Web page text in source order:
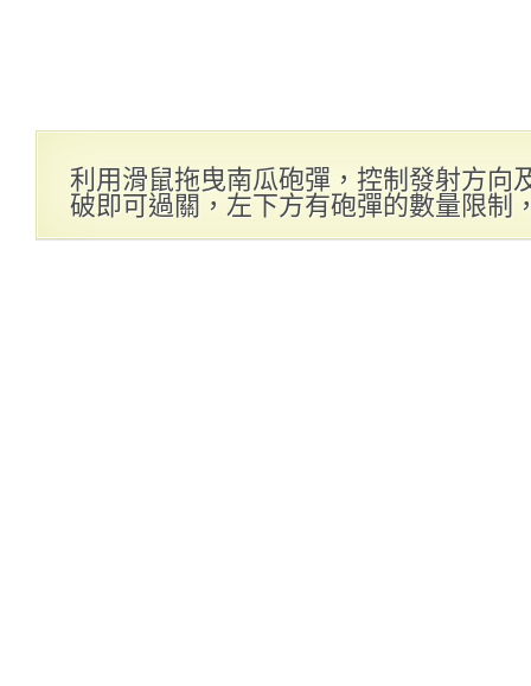
利用滑鼠拖曳南瓜砲彈，控制發射方向
破即可過關，左下方有砲彈的數量限制